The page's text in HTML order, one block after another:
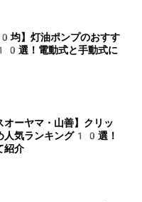
】灯油ポンプのおすす
選！電動式と手動式に
オーヤマ・山善】クリッ
人気ランキング10選！
紹介